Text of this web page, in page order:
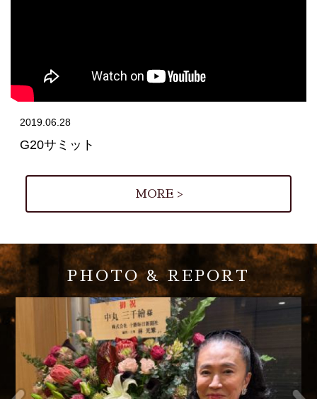
2019.06.28
G20サミット
MORE >
PHOTO & REPORT